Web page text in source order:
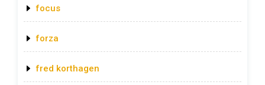
focus
forza
fred korthagen